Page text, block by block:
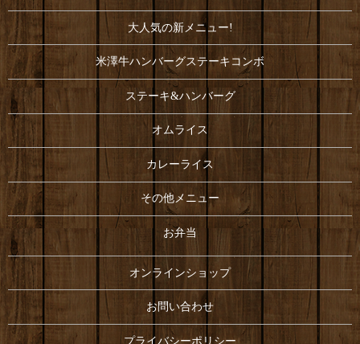
大人気の新メニュー!
米澤牛ハンバーグステーキコンボ
ステーキ&ハンバーグ
オムライス
カレーライス
その他メニュー
お弁当
オンラインショップ
お問い合わせ
プライバシーポリシー